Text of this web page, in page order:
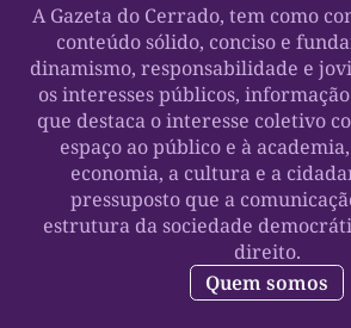
A Gazeta do Cerrado, tem como
conteúdo sólido, conciso e
dinamismo, responsabilidade e
os interesses públicos,
que destaca o interesse coletivo
espaço ao público e à
economia, a cultura e a
pressuposto que a
estrutura da sociedade
direito.
Quem somos